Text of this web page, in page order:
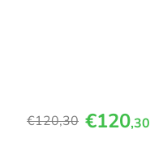
€120,30 €120,30